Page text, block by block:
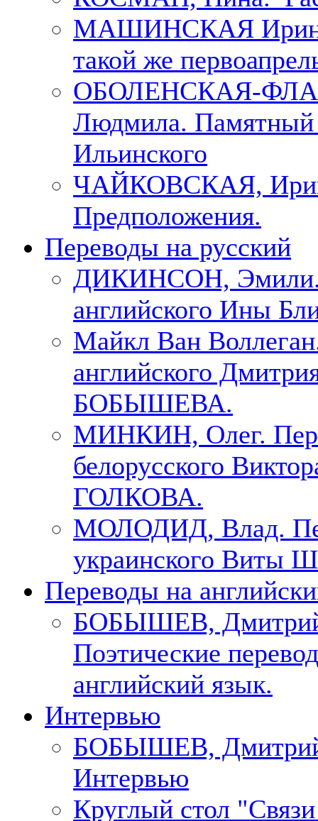
МАШИНСКАЯ
такой же
ОБОЛЕНСКАЯ-
Людмила. Памятный
Ильинского
ЧАЙКОВСКАЯ,
Предположения.
Переводы на русский
ДИКИНСОН, Эмили.
английского Ины
Майкл Ван
английского
БОБЫШЕВА.
МИНКИН, Олег.
белорусского
ГОЛКОВА.
МОЛОДИД, Влад.
украинского Виты
Переводы на
БОБЫШЕВ,
Поэтические
английский язык.
Интервью
БОБЫШЕВ,
Интервью
Круглый стол